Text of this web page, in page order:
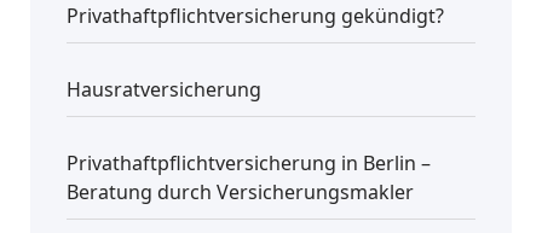
Privathaftpflichtversicherung gekündigt?
Hausratversicherung
Privathaftpflichtversicherung in Berlin –
Beratung durch Versicherungsmakler